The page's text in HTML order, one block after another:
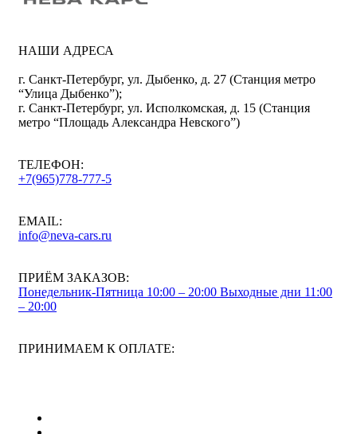
НАШИ АДРЕСА
г. Санкт-Петербург, ул. Дыбенко, д. 27 (Станция метро
“Улица Дыбенко”);
г. Санкт-Петербург, ул. Исполкомская, д. 15 (Станция
метро “Площадь Александра Невского”)
ТЕЛЕФОН:
+7(965)778-777-5
EMAIL:
info@neva-cars.ru
ПРИЁМ ЗАКАЗОВ:
Понедельник-Пятница 10:00 – 20:00 Выходные дни 11:00
– 20:00
ПРИНИМАЕМ К ОПЛАТЕ: